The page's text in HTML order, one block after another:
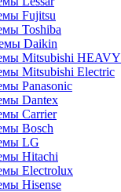
Fujitsu
Toshiba
Daikin
Mitsubishi HEAVY
Mitsubishi Electric
Panasonic
Dantex
Carrier
Bosch
LG
Hitachi
Electrolux
Hisense